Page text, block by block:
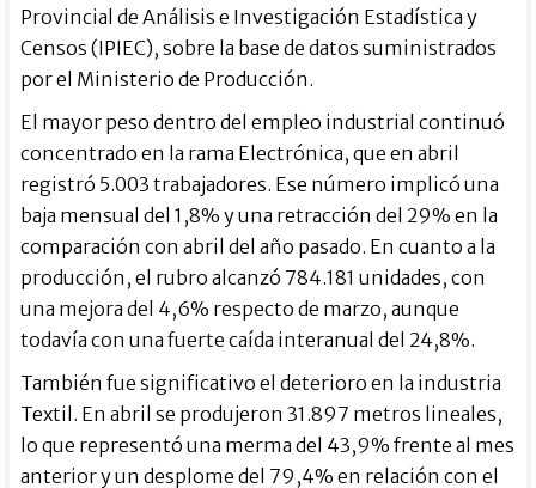
Provincial de Análisis e Investigación Estadística y
Censos (IPIEC), sobre la base de datos suministrados
por el Ministerio de Producción.
El mayor peso dentro del empleo industrial continuó
concentrado en la rama Electrónica, que en abril
registró 5.003 trabajadores. Ese número implicó una
baja mensual del 1,8% y una retracción del 29% en la
comparación con abril del año pasado. En cuanto a la
producción, el rubro alcanzó 784.181 unidades, con
una mejora del 4,6% respecto de marzo, aunque
todavía con una fuerte caída interanual del 24,8%.
También fue significativo el deterioro en la industria
Textil. En abril se produjeron 31.897 metros lineales,
lo que representó una merma del 43,9% frente al mes
anterior y un desplome del 79,4% en relación con el